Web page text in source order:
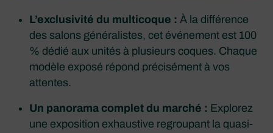
L’exclusivité du multicoque : À la différence
des salons généralistes, cet événement est 100
% dédié aux unités à plusieurs coques. Chaque
modèle exposé répond précisément à vos
attentes.
Un panorama complet du marché : Explorez
une exposition exhaustive regroupant la quasi-